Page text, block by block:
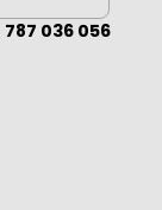
787 036 056